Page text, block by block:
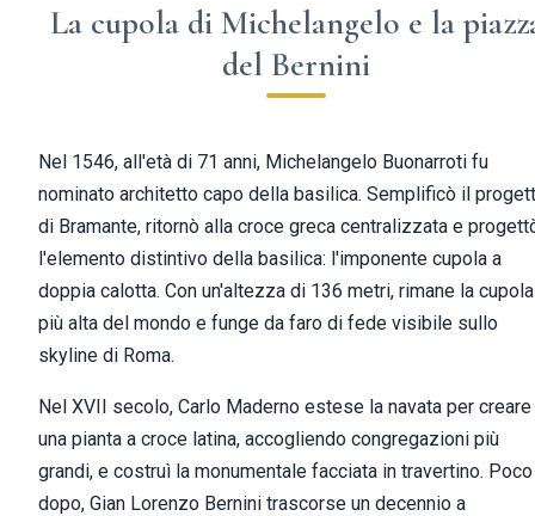
La cupola di Michelangelo e la
del Bernini
Nel 1546, all'età di 71 anni, Michelangelo Buonarroti fu
nominato architetto capo della basilica. Semplificò il
di Bramante, ritornò alla croce greca centralizzata e
l'elemento distintivo della basilica: l'imponente cupola a
doppia calotta. Con un'altezza di 136 metri, rimane la cupola
più alta del mondo e funge da faro di fede visibile sullo
skyline di Roma.
Nel XVII secolo, Carlo Maderno estese la navata per creare
una pianta a croce latina, accogliendo congregazioni più
grandi, e costruì la monumentale facciata in travertino. Poco
dopo, Gian Lorenzo Bernini trascorse un decennio a